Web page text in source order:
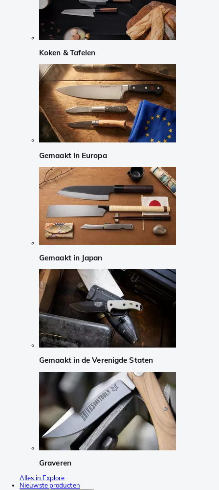
Koken & Tafelen
Gemaakt in Europa
Gemaakt in Japan
Gemaakt in de Verenigde Staten
Graveren
Alles in Explore
Nieuwste producten